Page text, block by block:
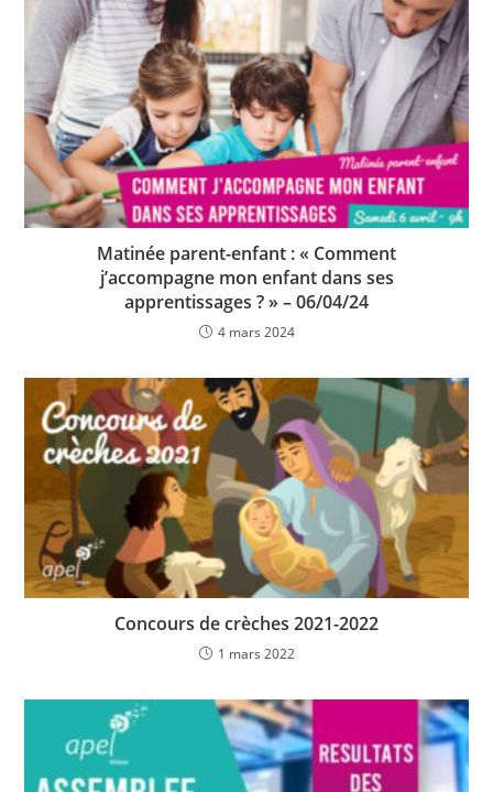
Matinée parent-enfant : « Comment
j’accompagne mon enfant dans ses
apprentissages ? » – 06/04/24
4 mars 2024
Concours de crèches 2021-2022
1 mars 2022